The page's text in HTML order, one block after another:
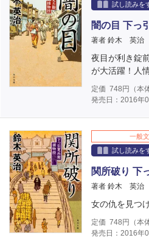
試し読みを
闇の目 下っ
著者 鈴木 英治
夜目が利き錠
が大活躍！人
定価 748 円（本
発売日：2016年
一般
試し読みを
関所破り 下
著者 鈴木 英治
女の仇を見つ
定価 748 円（本
発売日：2016年